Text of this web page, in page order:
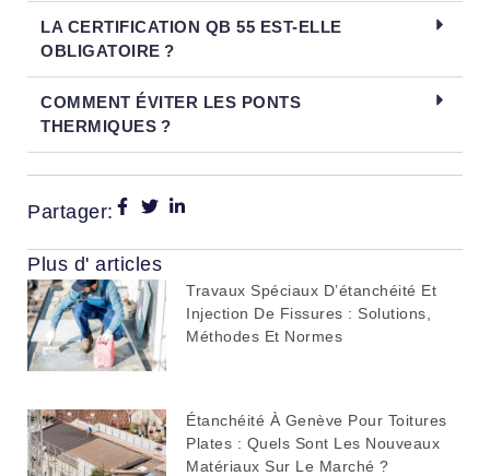
LA CERTIFICATION QB 55 EST-ELLE
OBLIGATOIRE ?
COMMENT ÉVITER LES PONTS
THERMIQUES ?
Partager:
Plus d' articles
Travaux Spéciaux D’étanchéité Et
Injection De Fissures : Solutions,
Méthodes Et Normes
Étanchéité À Genève Pour Toitures
Plates : Quels Sont Les Nouveaux
Matériaux Sur Le Marché ?